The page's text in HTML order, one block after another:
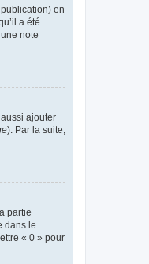
en
a été
note
ajouter
). Par la suite,
partie
dans le
« 0 » pour